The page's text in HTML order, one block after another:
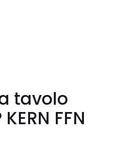
tavolo
FFN